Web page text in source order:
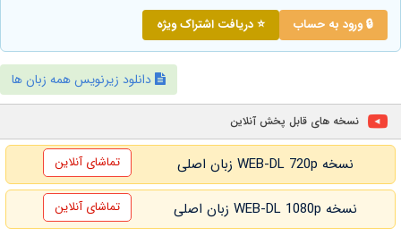
🔒 ورود به حساب ⭐ دریافت اشتراک ویژه
دانلود زیرنویس همه زبان ها
نسخه های قابل پخش آنلاین
نسخه WEB-DL 720p زبان اصلی تماشای آنلاین
نسخه WEB-DL 1080p زبان اصلی تماشای آنلاین